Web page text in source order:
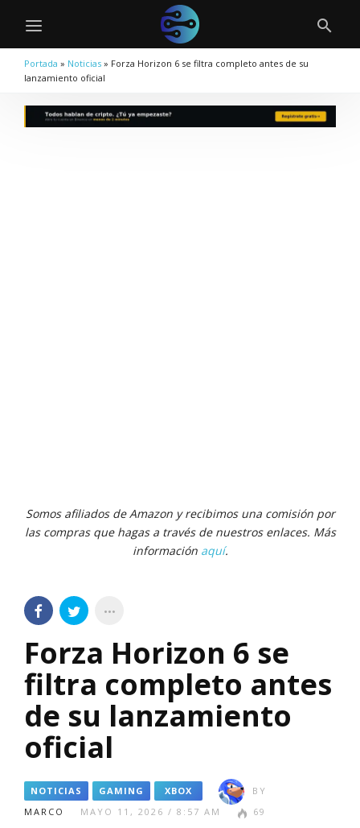
Portada » Noticias » Forza Horizon 6 se filtra completo antes de su
lanzamiento oficial
Somos afiliados de Amazon y recibimos una comisión por
las compras que hagas a través de nuestros enlaces. Más
información aquí.
Forza Horizon 6 se
filtra completo antes
de su lanzamiento
oficial
NOTICIAS GAMING XBOX
BY
MARCO
MAYO 11, 2026 / 8:57 AM 69